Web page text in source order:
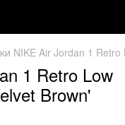
NIKE Air Jordan 1
1 Retro Low
Brown'